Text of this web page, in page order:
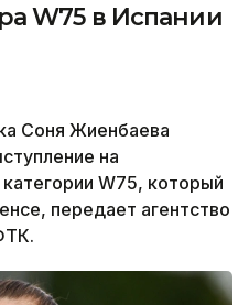
W75 в Испании
Соня Жиенбаева
на
W75, который
передает агентство